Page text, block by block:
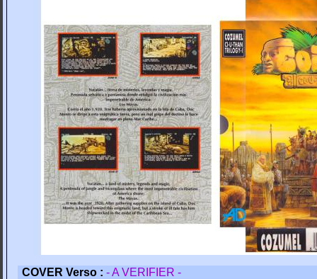
COVER Verso : - A VERIFIER -